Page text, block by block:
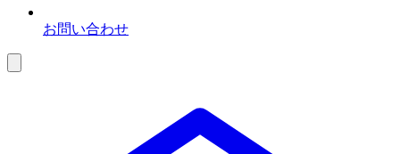
お問い合わせ